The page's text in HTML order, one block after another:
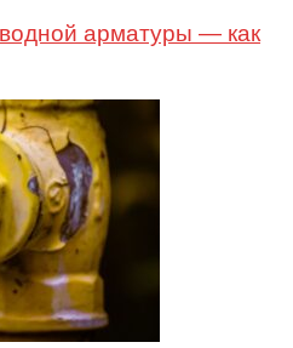
арматуры — как